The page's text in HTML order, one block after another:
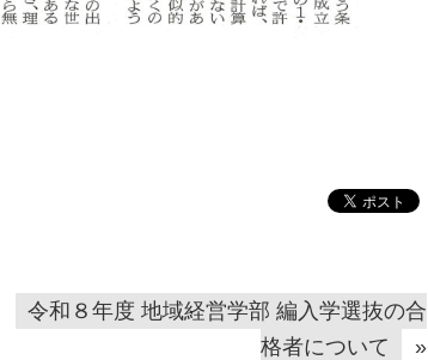
令和８年度 地域経営学部 編入学選抜の合
格者について
»